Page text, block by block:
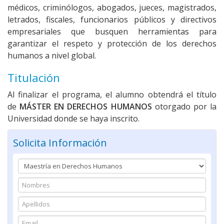
médicos, criminólogos, abogados, jueces, magistrados,
letrados, fiscales, funcionarios públicos y directivos
empresariales que busquen herramientas para
garantizar el respeto y protección de los derechos
humanos a nivel global.
Titulación
Al finalizar el programa, el alumno obtendrá el título
de MÁSTER EN DERECHOS HUMANOS otorgado por la
Universidad donde se haya inscrito.
Solicita Información